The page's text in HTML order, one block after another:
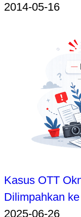
2014-05-16
Kasus OTT
Dilimpahkan
2025-06-26